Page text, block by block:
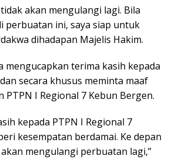
akan mengulangi lagi. Bila
perbuatan ini, saya siap untuk
dihadapan Majelis Hakim.
mengucapkan terima kasih kepada
secara khusus meminta maaf
PTPN I Regional 7 Kebun Bergen.
kepada PTPN I Regional 7
kesempatan berdamai. Ke depan
mengulangi perbuatan lagi,”